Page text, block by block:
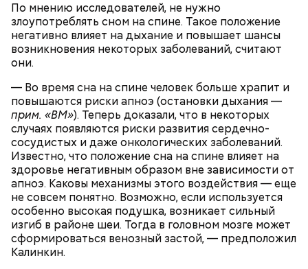
По мнению исследователей, не нужно
злоупотреблять сном на спине. Такое положение
негативно влияет на дыхание и повышает шансы
возникновения некоторых заболеваний, считают
они.
— Во время сна на спине человек больше храпит и
повышаются риски апноэ (остановки дыхания —
прим. «ВМ»). Теперь доказали, что в некоторых
случаях появляются риски развития сердечно-
сосудистых и даже онкологических заболеваний.
Известно, что положение сна на спине влияет на
здоровье негативным образом вне зависимости от
апноэ. Каковы механизмы этого воздействия — еще
не совсем понятно. Возможно, если используется
особенно высокая подушка, возникает сильный
изгиб в районе шеи. Тогда в головном мозге может
сформироваться венозный застой, — предположил
Калинкин.
«Новым рекордам — быть»: как
активность Эль-Ниньо может
отразиться на предстоящем лете
в России
По его словам, молния может распасться, улететь
или просто погаснуть. Однако есть риск, что она
может и взорваться.
— Электричества нет. Но есть электростанция. И
секретарь партийной организации сжалился и
выделил нам цветной телевизор. И мы вечером
смогли посмотреть матч, — вспоминает он.
Помози мне грешному и унылому в настоящем сем
житии, умоли Господа Бога даровати ми
оставление всех моих грехов, елико согреших от
юности моея, во всем житии моем, делом, словом,
помышлением и всеми моими чувствы; и во исходе
души моея помози ми окаянному, умоли Господа
Бога, всея твари Содетеля, избавити мя воздушных
мытарств и вечного мучения: да всегда прославляю
Отца и Сына и Святаго Духа, и твое милостивное
предстательство, ныне и присно и во веки веков.
Аминь.